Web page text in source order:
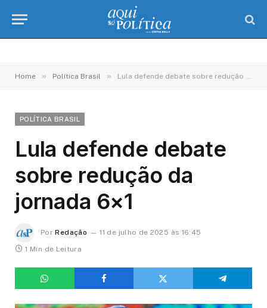
Home » Política Brasil » Lula defende debate sobre redução da jornada 6×1
POLÍTICA BRASIL
Lula defende debate
sobre redução da
jornada 6×1
Por Redação
11 de julho de 2025 às 16:45
1 Min de Leitura